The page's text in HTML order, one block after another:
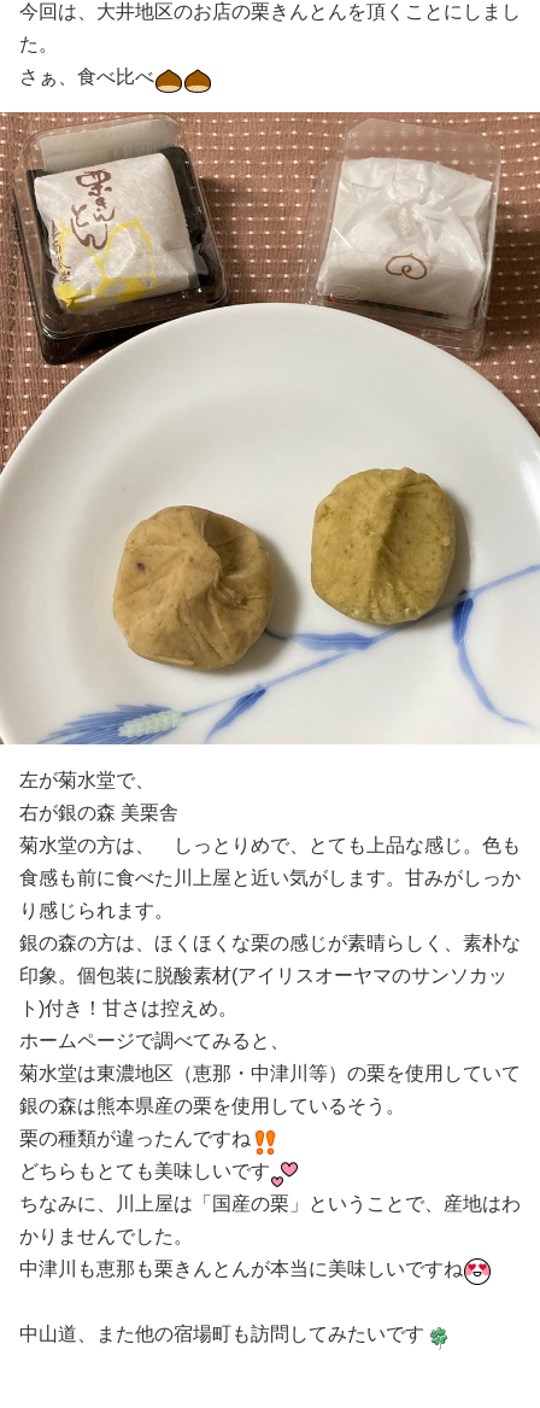
今回は、大井地区のお店の栗きんとんを頂くことにしまし
た。
さぁ、食べ比べ
左が菊水堂で、
右が銀の森 美栗舎
菊水堂の方は、 しっとりめで、とても上品な感じ。色も
食感も前に食べた川上屋と近い気がします。甘みがしっか
り感じられます。
銀の森の方は、ほくほくな栗の感じが素晴らしく、素朴な
印象。個包装に脱酸素材(アイリスオーヤマのサンソカッ
ト)付き！甘さは控えめ。
ホームページで調べてみると、
菊水堂は東濃地区（恵那・中津川等）の栗を使用していて
銀の森は熊本県産の栗を使用しているそう。
栗の種類が違ったんですね
どちらもとても美味しいです
ちなみに、川上屋は「国産の栗」ということで、産地はわ
かりませんでした。
中津川も恵那も栗きんとんが本当に美味しいですね
中山道、また他の宿場町も訪問してみたいです